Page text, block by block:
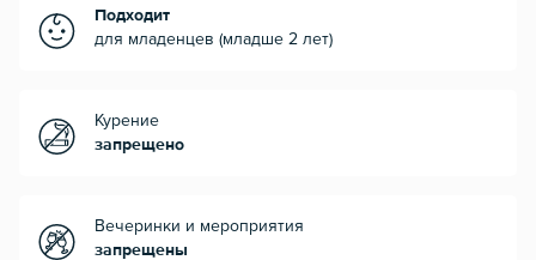
Подходит
для младенцев (младше 2 лет)
Курение
запрещено
Вечеринки и мероприятия
запрещены